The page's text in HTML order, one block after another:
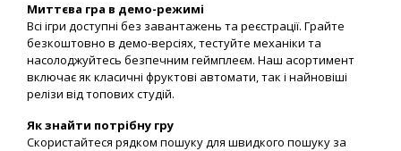
Миттєва гра в демо-режимі
Всі ігри доступні без завантажень та реєстрації. Грайте
безкоштовно в демо-версіях, тестуйте механіки та
насолоджуйтесь безпечним геймплеєм. Наш асортимент
включає як класичні фруктові автомати, так і найновіші
релізи від топових студій.
Як знайти потрібну гру
Скористайтеся рядком пошуку для швидкого пошуку за